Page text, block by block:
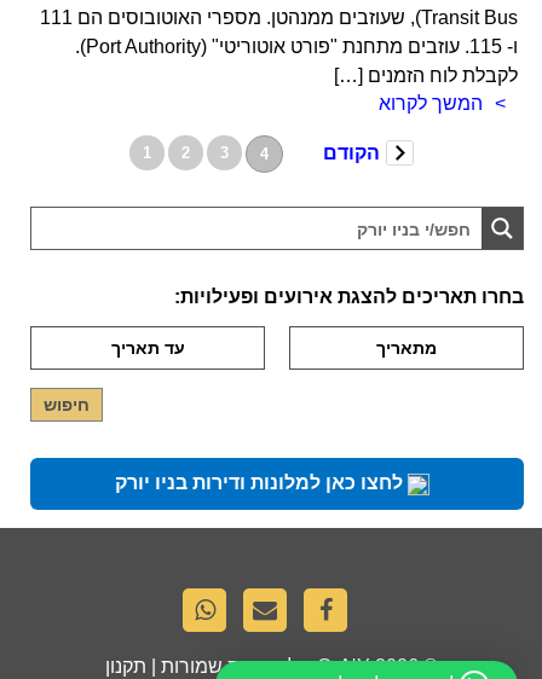
Transit Bus), שעוזבים ממנהטן. מספרי האוטובוסים הם 111
ו- 115. עוזבים מתחנת "פורט אוטוריטי" (Port Authority).
לקבלת לוח הזמנים […]
המשך לקרוא
הקודם 1 2 3 4
בחרו תאריכים להצגת אירועים ופעילויות:
לחצו כאן למלונות ודירות בניו יורק
© 2026
GoNY. כל הזכויות שמורות | תקנון